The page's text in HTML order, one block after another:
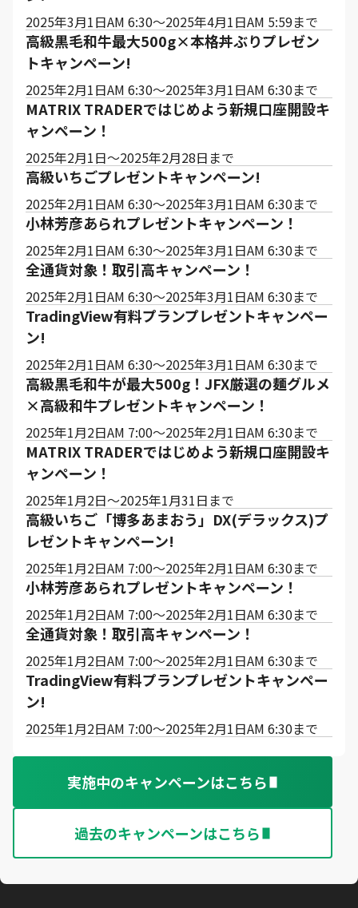
2025年3月1日AM 6:30～2025年4月1日AM 5:59まで
高級黒毛和牛最大500g×本格丼ぶりプレゼン
トキャンペーン!
2025年2月1日AM 6:30～2025年3月1日AM 6:30まで
MATRIX TRADERではじめよう新規口座開設キ
ャンペーン！
2025年2月1日～2025年2月28日まで
高級いちごプレゼントキャンペーン!
2025年2月1日AM 6:30～2025年3月1日AM 6:30まで
小林芳彦あられプレゼントキャンペーン！
2025年2月1日AM 6:30～2025年3月1日AM 6:30まで
全通貨対象！取引高キャンペーン！
2025年2月1日AM 6:30～2025年3月1日AM 6:30まで
TradingView有料プランプレゼントキャンペー
ン!
2025年2月1日AM 6:30～2025年3月1日AM 6:30まで
高級黒毛和牛が最大500g！JFX厳選の麺グルメ
×高級和牛プレゼントキャンペーン！
2025年1月2日AM 7:00～2025年2月1日AM 6:30まで
MATRIX TRADERではじめよう新規口座開設キ
ャンペーン！
2025年1月2日～2025年1月31日まで
高級いちご「博多あまおう」DX(デラックス)プ
レゼントキャンペーン!
2025年1月2日AM 7:00～2025年2月1日AM 6:30まで
小林芳彦あられプレゼントキャンペーン！
2025年1月2日AM 7:00～2025年2月1日AM 6:30まで
全通貨対象！取引高キャンペーン！
2025年1月2日AM 7:00～2025年2月1日AM 6:30まで
TradingView有料プランプレゼントキャンペー
ン!
2025年1月2日AM 7:00～2025年2月1日AM 6:30まで
実施中のキャンペーンはこちら
過去のキャンペーンはこちら